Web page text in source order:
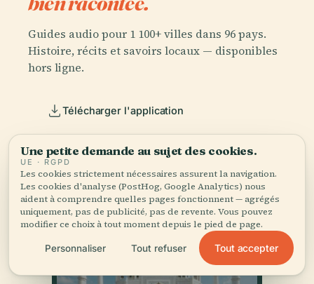
Guides audio pour 1 100+ villes dans 96 pays.
Histoire, récits et savoirs locaux — disponibles
hors ligne.
Télécharger l'application
Rejoignez 50 000+ voyageurs
Une petite demande au sujet des cookies.
UE · RGPD
Les cookies strictement nécessaires assurent la navigation.
Les cookies d'analyse (PostHog, Google Analytics) nous
aident à comprendre quelles pages fonctionnent — agrégés
uniquement, pas de publicité, pas de revente. Vous pouvez
modifier ce choix à tout moment depuis le pied de page.
Personnaliser Tout refuser Tout accepter